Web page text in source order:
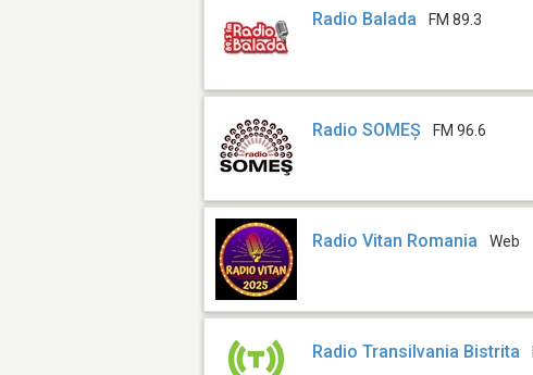
Radio Balada FM 89.3
Radio SOMEȘ FM 96.6
Radio Vitan Romania Web
Radio Transilvania Bistrita